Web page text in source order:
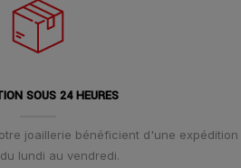
SOUS 24 HEURES
joaillerie bénéficient d'une expédition
lundi au vendredi.